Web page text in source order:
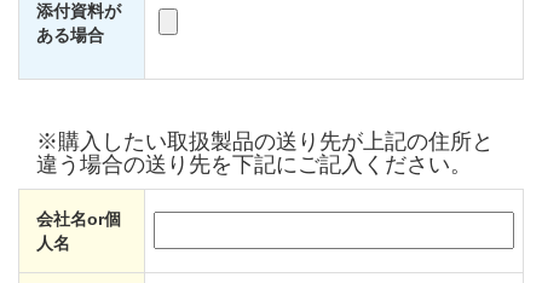
添付資料が
ある場合
※購入したい取扱製品の送り先が上記の住所と
違う場合の送り先を下記にご記入ください。
会社名or個
人名